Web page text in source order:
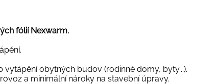
fólií Nexwarm.
obytných budov (rodinné domy, byty...).
a minimální nároky na stavební úpravy.